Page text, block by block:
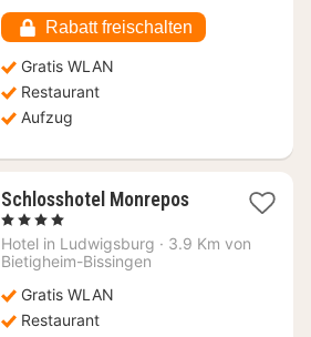
€
Rabatt freischalten
Gratis WLAN
Restaurant
Aufzug
Schlosshotel Monrepos1
ab
, 4 Sterne
Hotel in Ludwigsburg · 3.9 Km von
Bietigheim-Bissingen
Gratis WLAN
Restaurant